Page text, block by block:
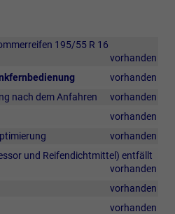
195/55 R 16
vorhanden
vorhanden
nach dem Anfahren
vorhanden
vorhanden
vorhanden
und Reifendichtmittel) entfällt
vorhanden
vorhanden
vorhanden